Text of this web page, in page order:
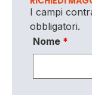
I campi
obbligatori.
Nome *